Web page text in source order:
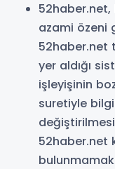
azami özeni
52haber.net
yer aldığı
işleyişinin
suretiyle
52haber.net